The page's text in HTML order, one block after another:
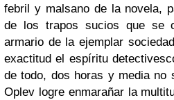
febril y malsano de la novela,
de los trapos sucios que se
armario de la ejemplar
exactitud el espíritu
de todo, dos horas y media no
Oplev logre enmarañar la